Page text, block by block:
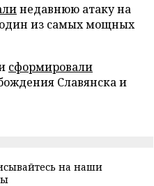
недавнюю атаку на
из самых мощных
сформировали
Славянска и
на наши